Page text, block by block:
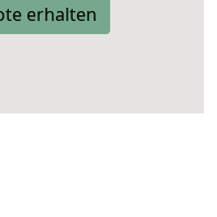
erhalten